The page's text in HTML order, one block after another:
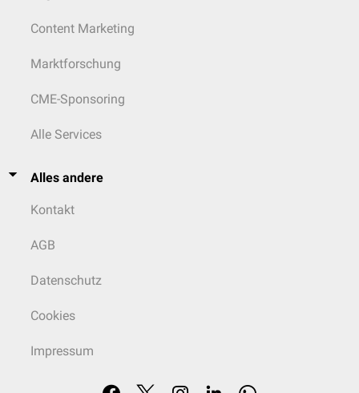
Content Marketing
Marktforschung
CME-Sponsoring
Alle Services
Alles andere
Kontakt
AGB
Datenschutz
Cookies
Impressum